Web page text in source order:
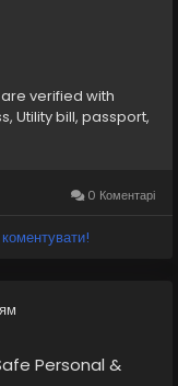
accounts are
Utility bill,
verified-wise-
verified with
Utility bill, passport,
0 Коментарі
Personal &